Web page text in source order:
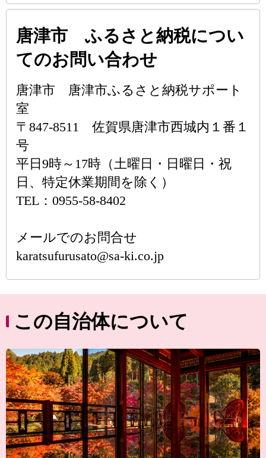
唐津市 ふるさと納税につい
てのお問い合わせ
唐津市 唐津市ふるさと納税サポート
室
〒847-8511 佐賀県唐津市西城内１番１
号
平日9時～17時（土曜日・日曜日・祝
日、特定休業期間を除く）
TEL：0955-58-8402
メールでのお問合せ
karatsufurusato@sa-ki.co.jp
この自治体について